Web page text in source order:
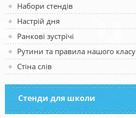
Набори стендів
Настрій дня
Ранкові зустрічі
Рутини та правила нашого класу
Стіна слів
Стенди для школи